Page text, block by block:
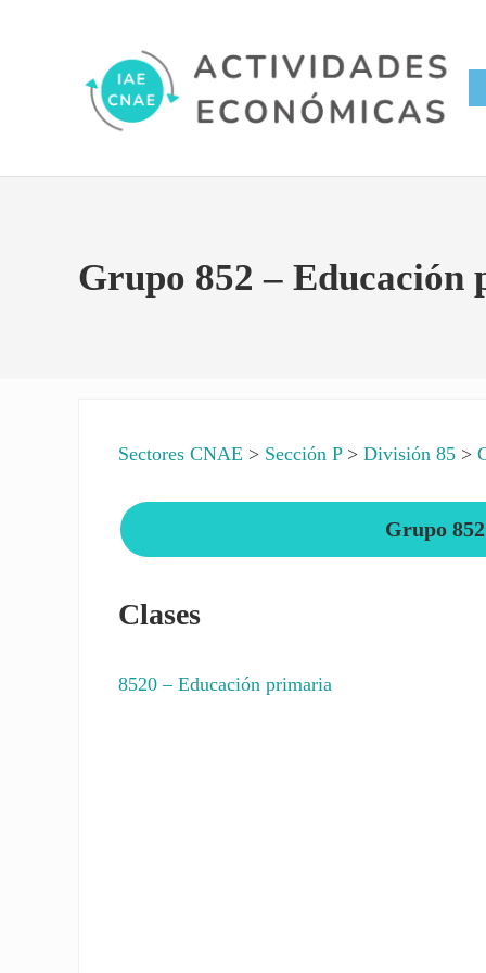
Grupo 852 – Educación
Sectores CNAE > Sección P>División 85 >
Grupo
Clases
8520 – Educación primaria